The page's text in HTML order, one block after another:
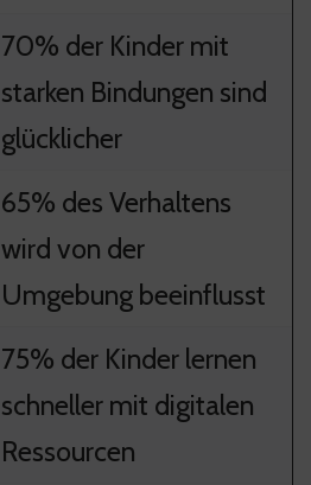
70% der Kinder mit
starken Bindungen sind
glücklicher
65% des Verhaltens
wird von der
Umgebung beeinflusst
75% der Kinder lernen
schneller mit digitalen
Ressourcen